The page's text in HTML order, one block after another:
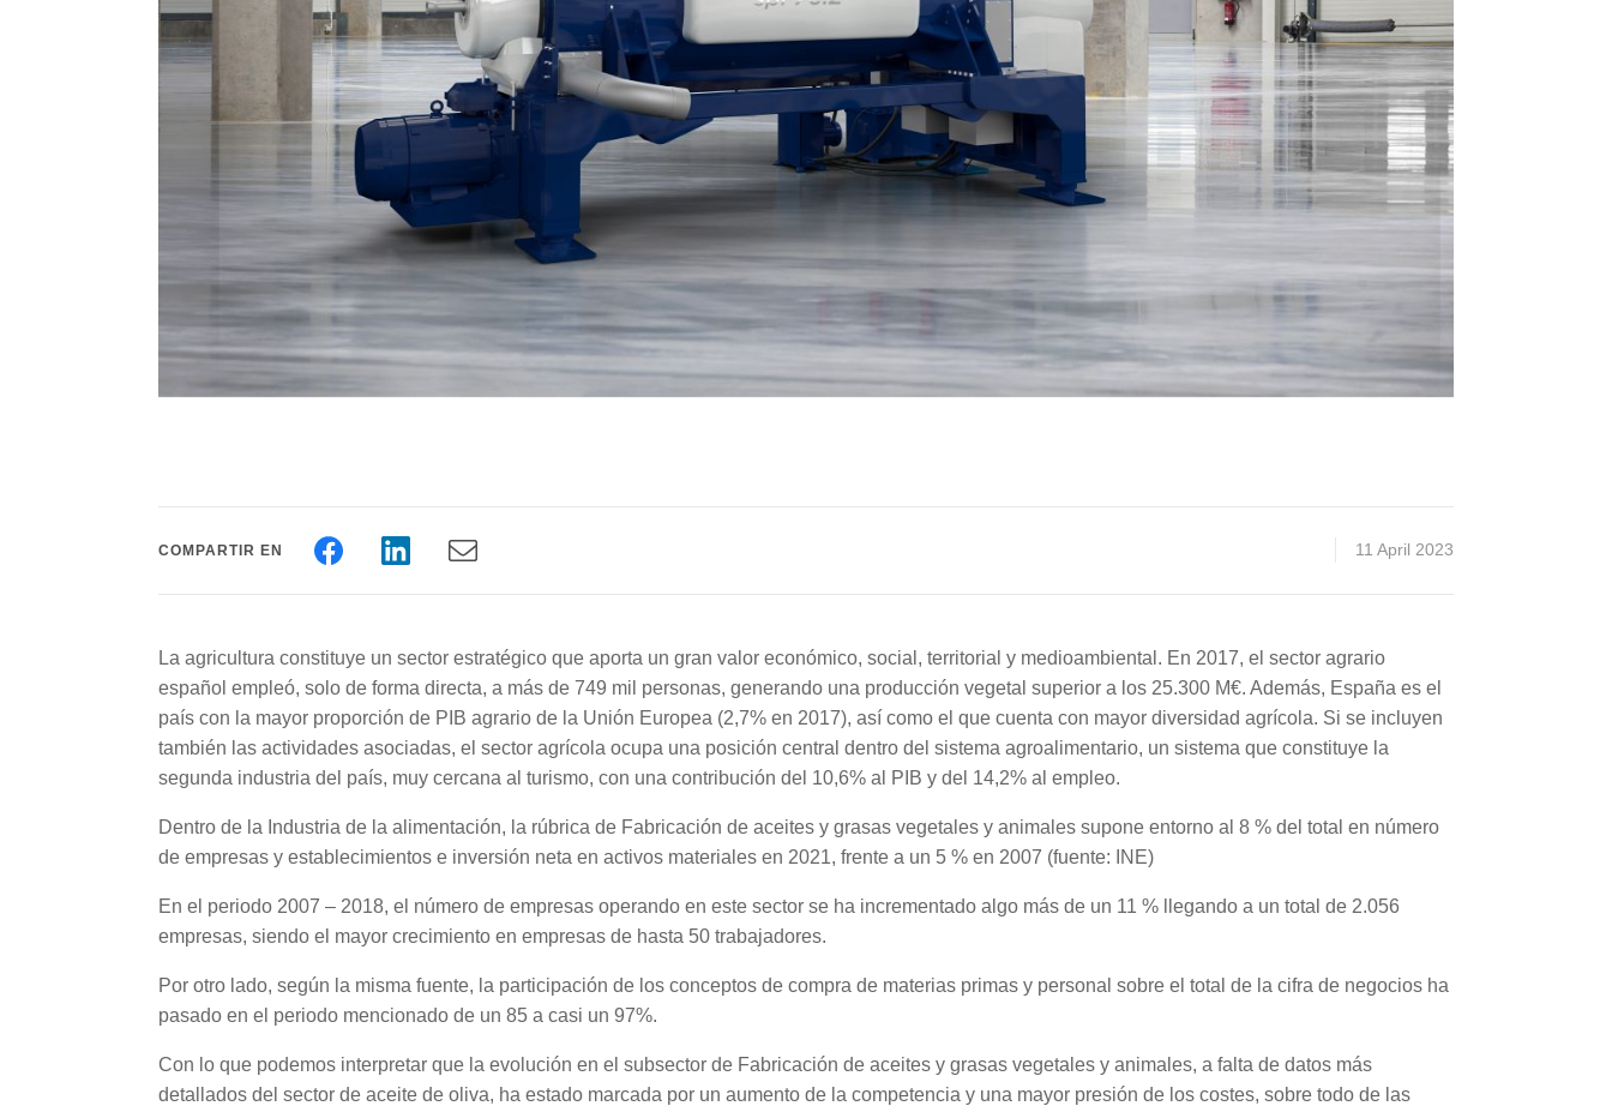
COMPARTIR EN 11 April 2023
La agricultura constituye un sector estratégico que aporta un gran valor económico, social, territorial y medioambiental. En 2017, el sector agrario
español empleó, solo de forma directa, a más de 749 mil personas, generando una producción vegetal superior a los 25.300 M€. Además, España es el
país con la mayor proporción de PIB agrario de la Unión Europea (2,7% en 2017), así como el que cuenta con mayor diversidad agrícola. Si se incluyen
también las actividades asociadas, el sector agrícola ocupa una posición central dentro del sistema agroalimentario, un sistema que constituye la
segunda industria del país, muy cercana al turismo, con una contribución del 10,6% al PIB y del 14,2% al empleo.
Dentro de la Industria de la alimentación, la rúbrica de Fabricación de aceites y grasas vegetales y animales supone entorno al 8 % del total en número
de empresas y establecimientos e inversión neta en activos materiales en 2021, frente a un 5 % en 2007 (fuente: INE)
En el periodo 2007 – 2018, el número de empresas operando en este sector se ha incrementado algo más de un 11 % llegando a un total de 2.056
empresas, siendo el mayor crecimiento en empresas de hasta 50 trabajadores.
Por otro lado, según la misma fuente, la participación de los conceptos de compra de materias primas y personal sobre el total de la cifra de negocios ha
pasado en el periodo mencionado de un 85 a casi un 97%.
Con lo que podemos interpretar que la evolución en el subsector de Fabricación de aceites y grasas vegetales y animales, a falta de datos más
detallados del sector de aceite de oliva, ha estado marcada por un aumento de la competencia y una mayor presión de los costes, sobre todo de las